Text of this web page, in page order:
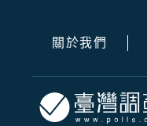
關於我們